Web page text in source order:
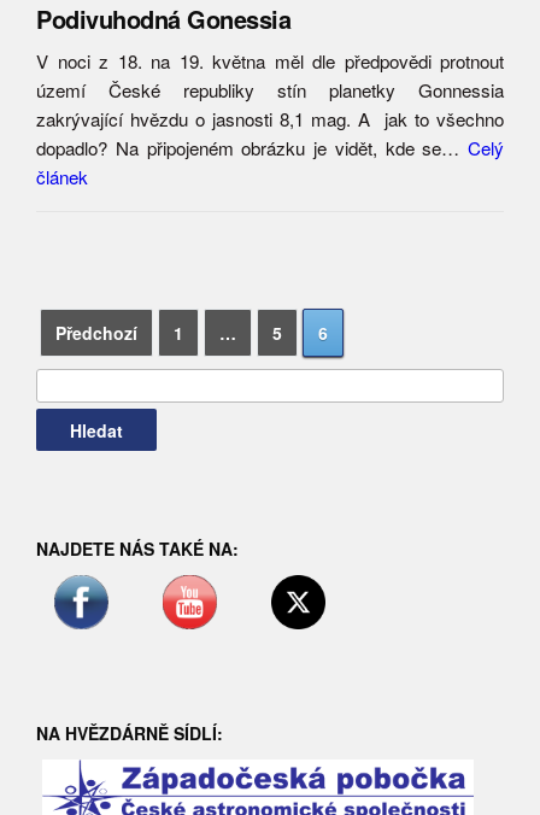
Podivuhodná Gonessia
V noci z 18. na 19. května měl dle předpovědi protnout
území České republiky stín planetky Gonnessia
zakrývající hvězdu o jasnosti 8,1 mag. A jak to všechno
dopadlo? Na připojeném obrázku je vidět, kde se… Celý
článek
Navigace
pro
příspěvky
Předchozí 1 … 5 6
Vyhledávání
NAJDETE NÁS TAKÉ NA:
NA HVĚZDÁRNĚ SÍDLÍ: